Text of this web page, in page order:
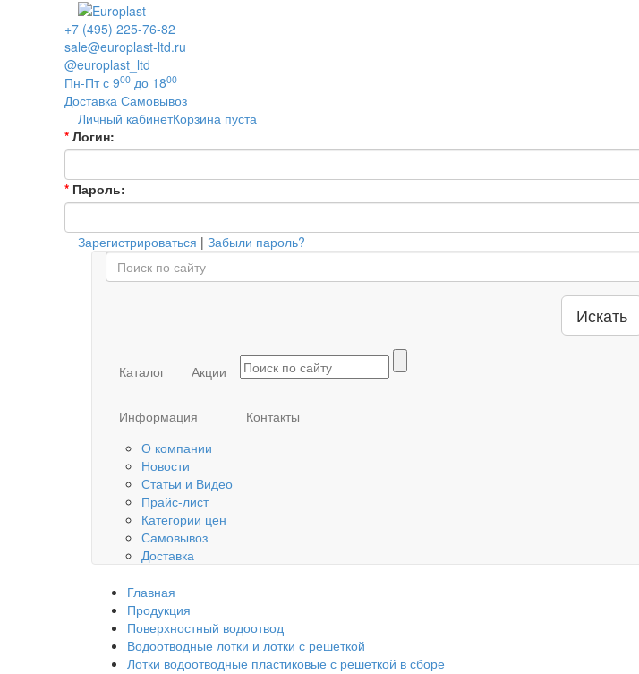
+7 (495) 225-76-82
sale@europlast-ltd.ru
@europlast_ltd
Пн-Пт с 900 до 1800
Доставка Самовывоз
Личный кабинетКорзина пуста
* Логин:
* Пароль:
Зарегистрироваться | Забыли пароль?
Искать
Каталог Акции
Информация
О компании
Новости
Статьи и Видео
Прайс-лист
Категории цен
Самовывоз
Доставка
Контакты
Главная
Продукция
Поверхностный водоотвод
Водоотводные лотки и лотки с решеткой
Лотки водоотводные пластиковые с решеткой в сборе